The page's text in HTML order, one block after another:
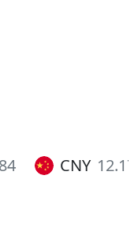
CNY 12.17